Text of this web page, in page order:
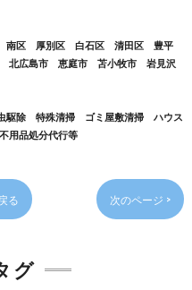
区 厚別区 白石区 清田区 豊平
広島市 恵庭市 苫小牧市 岩見沢
除 特殊清掃 ゴミ屋敷清掃 ハウス
用品処分代行等
る 次のページ >
グ